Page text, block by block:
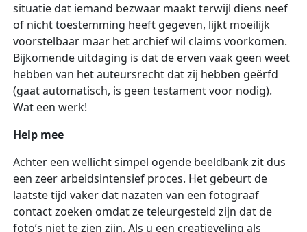
situatie dat iemand bezwaar maakt terwijl diens neef
of nicht toestemming heeft gegeven, lijkt moeilijk
voorstelbaar maar het archief wil claims voorkomen.
Bijkomende uitdaging is dat de erven vaak geen weet
hebben van het auteursrecht dat zij hebben geërfd
(gaat automatisch, is geen testament voor nodig).
Wat een werk!
Help mee
Achter een wellicht simpel ogende beeldbank zit dus
een zeer arbeidsintensief proces. Het gebeurt de
laatste tijd vaker dat nazaten van een fotograaf
contact zoeken omdat ze teleurgesteld zijn dat de
foto’s niet te zien zijn. Als u een creatieveling als